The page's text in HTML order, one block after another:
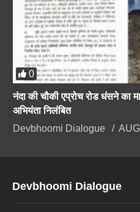
0
नंदा की चौकी एप्रोच रोड धंसने का
अभियंता निलंबित
Devbhoomi Dialogue
Devbhoomi Dialogue